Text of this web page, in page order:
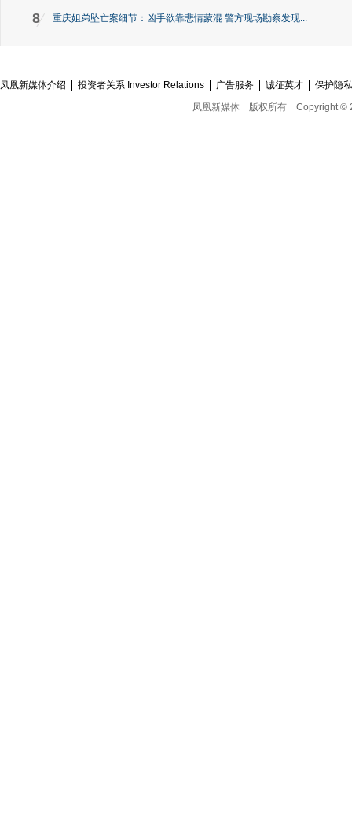
8 重庆姐弟坠亡案细节：凶手欲靠悲情蒙混 警方现场勘察发现...
凤凰新媒体介绍 投资者关系 Investor Relations 广告服务 诚征英才
保护隐
凤凰新媒体
版权所有 Copyright ©